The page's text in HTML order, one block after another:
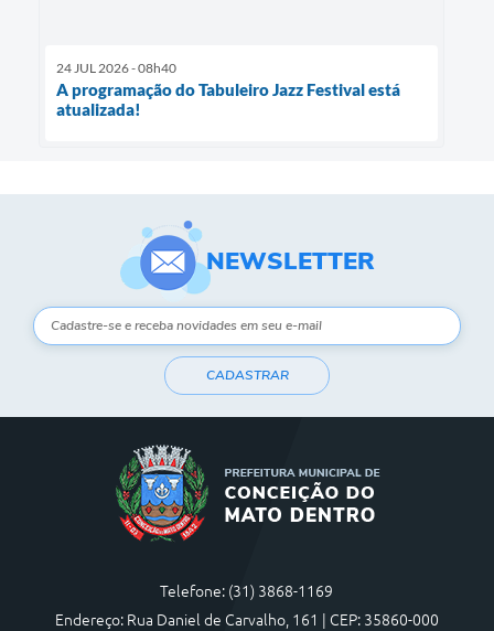
24 JUL 2026 - 08h40
A programação do Tabuleiro Jazz Festival está
atualizada!
NEWSLETTER
CADASTRAR
Telefone: (31) 3868-1169
Endereço: Rua Daniel de Carvalho, 161 | CEP: 35860-000